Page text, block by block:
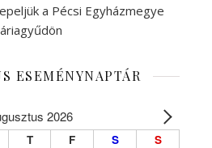
a Pécsi Egyházmegye
ESEMÉNYNAPTÁR
2026
T F S S